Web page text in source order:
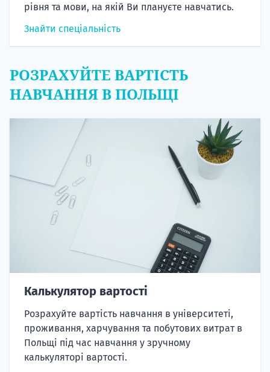
рівня та мови, на якій Ви плануєте навчатись.
Знайти спеціальність
РОЗРАХУЙТЕ ВАРТІСТЬ
НАВЧАННЯ В ПОЛЬЩІ
Калькулятор вартості
Розрахуйте вартість навчання в університеті,
проживання, харчування та побутових витрат в
Польщі під час навчання у зручному
калькуляторі вартості.